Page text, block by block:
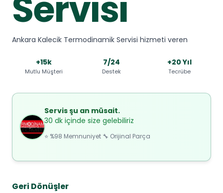
Ankara Kalecik Termodinamik Servisi hizmeti veren
+15k
Mutlu Müşteri
7/24
Destek
+20 Yıl
Tecrübe
Servis şu an müsait.
30 dk içinde size gelebiliriz
⭐ %98 Memnuniyet 🔧 Orijinal Parça
Geri Dönüşler